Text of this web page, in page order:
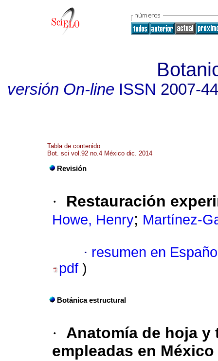
versión On-lineISSN 2007-
Tabla de contenido
Bot. sci vol.92 no.4 México dic. 2014
Revisión
· Restauración
Howe, Henry; Martínez-
· resumen en
pdf )
Botánica estructural
·
Anatomía de hoja y
empleadas en México